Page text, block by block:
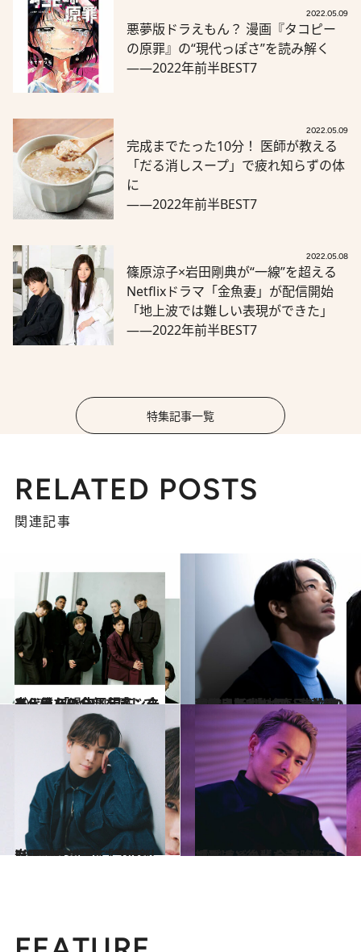
2022.05.09
悪夢版ドラえもん？ 漫画『タコピー
の原罪』の“現代っぽさ”を読み解く
――2022年前半BEST7
2022.05.09
完成までたった10分！ 医師が教える
「だる消しスープ」で疲れ知らずの体
に
――2022年前半BEST7
2022.05.08
篠原涼子×岩田剛典が“一線”を超える
Netflixドラマ「金魚妻」が配信開始
「地上波では難しい表現ができた」
――2022年前半BEST7
特集記事一覧
RELATED POSTS
関連記事
2022.1.2
三代目 JSB 10周年インタビュー 「過去、現在、未来、僕らの全部を感じてもらいたい」
カルチャー 2021.12.11
三代目JSB小林直己が初の著書出版 「ツアー先や移動中にも書いていた」 20万字に託した思いと執筆秘話
カルチャー
2021.1.22
岩田剛典が語る“今が楽しい”理由とは？ 「プライドは20代で捨ててきた」
カルチャー 2021.7.20
「最近、後輩を誘ったんですけど…」 今市隆二ロングインタビュー【後編】
カルチャー